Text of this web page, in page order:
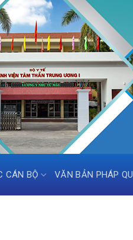
CÁN BỘ VĂN BẢN PHÁP